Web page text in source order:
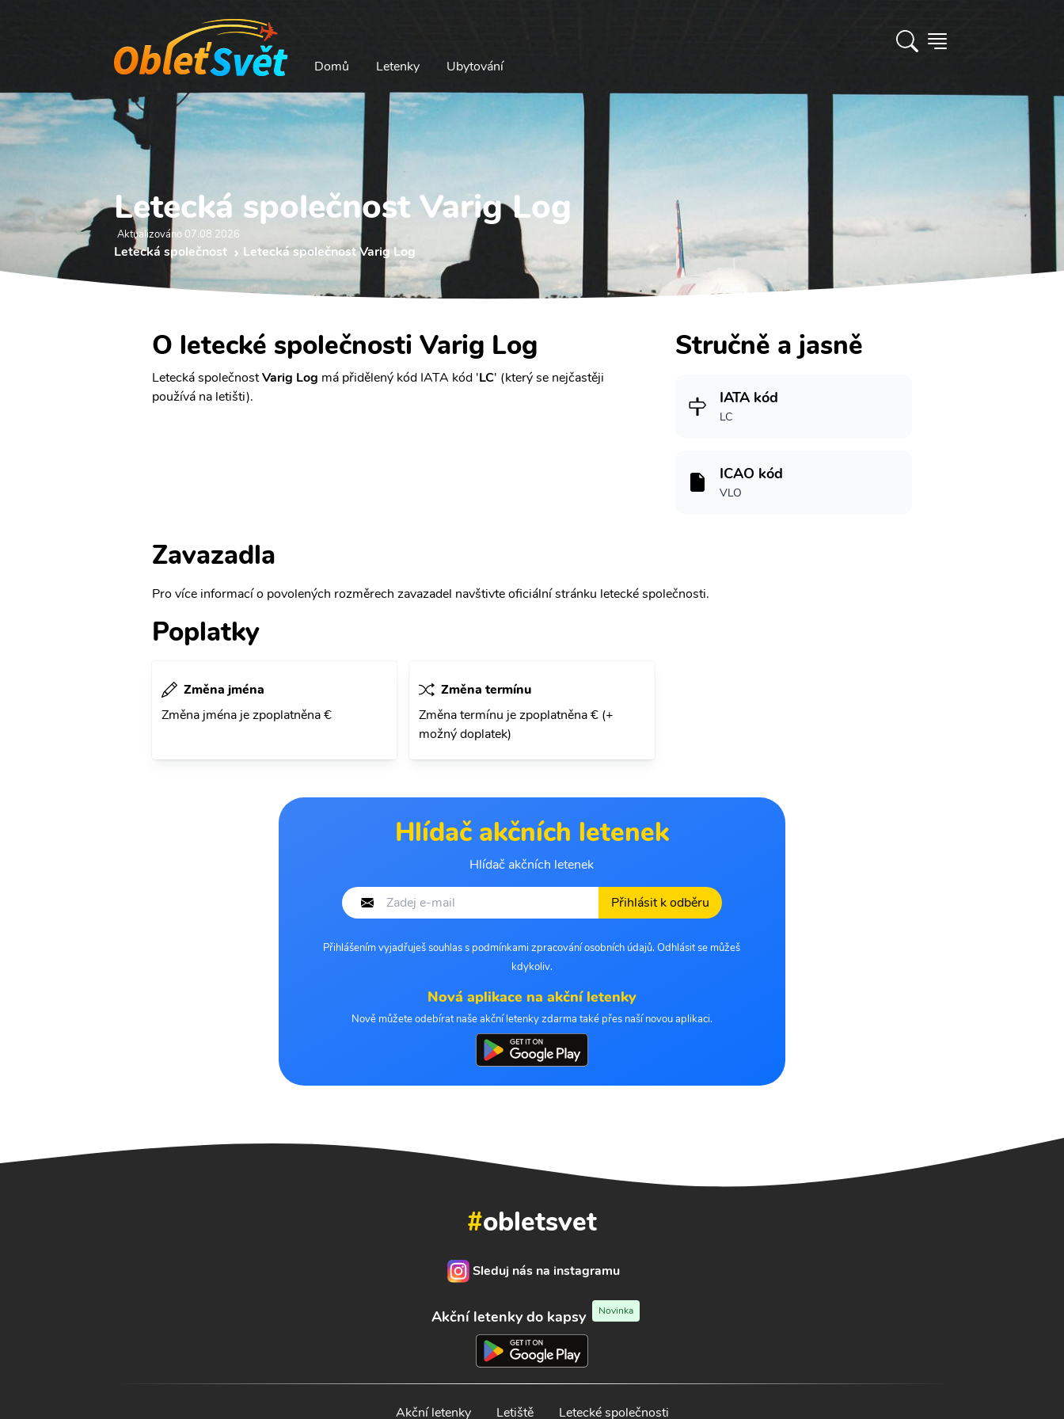
Domů Letenky Ubytování
Letecká společnost Varig Log
Aktualizováno 07.08 2026
Letecká společnost Letecká společnost Varig Log
O letecké společnosti Varig Log
Letecká společnostVarig Log má přidělený kód IATA kód 'LC' (který se nejčastěji
používá na letišti).
Stručně a jasně
IATA kód
LC
ICAO kód
VLO
Zavazadla
Pro více informací o povolených rozměrech zavazadel navštivte oficiální stránku letecké společnosti.
Poplatky
Změna jména
Změna jména je zpoplatněna €
Změna termínu
Změna termínu je zpoplatněna € (+
možný doplatek)
Hlídač akčních letenek
Hlídač akčních letenek
Přihlásit k odběru
Přihlášením vyjadřuješ souhlas s podmínkami zpracování osobních údajů. Odhlásit se můžeš
kdykoliv.
Nová aplikace na akční letenky
Nově můžete odebírat naše akční letenky zdarma také přes naší novou aplikaci.
#obletsvet
Sleduj nás na instagramu
Akční letenky do kapsy Novinka
Akční letenky Letiště Letecké společnosti